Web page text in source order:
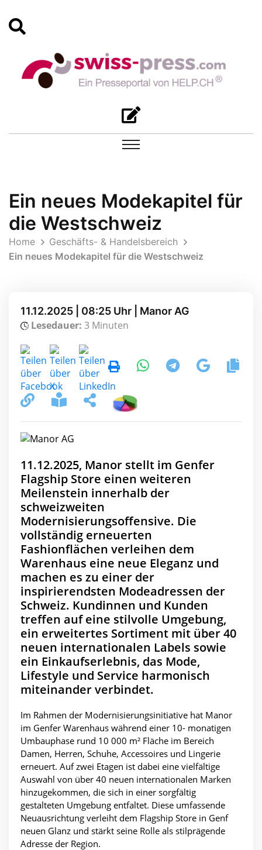
Ein neues Modekapitel für
die Westschweiz
Home
Geschäfts- & Handelsbereich
Ein neues Modekapitel für die Westschweiz
11.12.2025 | 08:25 Uhr | Manor AG
Lesedauer: 3 Minuten
11.12.2025, Manor stellt im Genfer
Flagship Store einen weiteren
Meilenstein innerhalb der
schweizweiten
Modernisierungsoffensive. Die
vollständig erneuerten
Fashionflächen verleihen dem
Warenhaus eine neue Eleganz und
machen es zu einer der
inspirierendsten Modeadressen der
Schweiz. Kundinnen und Kunden
treffen auf eine stilvolle Umgebung,
ein erweitertes Sortiment mit über 40
neuen internationalen Labels sowie
ein Einkaufserlebnis, das Mode,
Lifestyle und Service harmonisch
miteinander verbindet.
Im Rahmen der Modernisierungsinitiative hat Manor
im Genfer Warenhaus während einer 10- monatigen
Umbauphase rund 10 000 m² Fläche im Bereich
Damen, Herren, Schuhe, Accessoires und Lingerie
erneuert. Auf zwei Etagen ist dabei eine vielfältige
Auswahl von über 40 neuen internationalen Marken
hinzugekommen, die sich in einer sorgfältig
gestalteten Umgebung entfaltet. Diese umfassende
Neuausrichtung verleiht dem Flagship Store in Genf
neuen Glanz und stärkt seine Rolle als stilprägende
Adresse der Region.